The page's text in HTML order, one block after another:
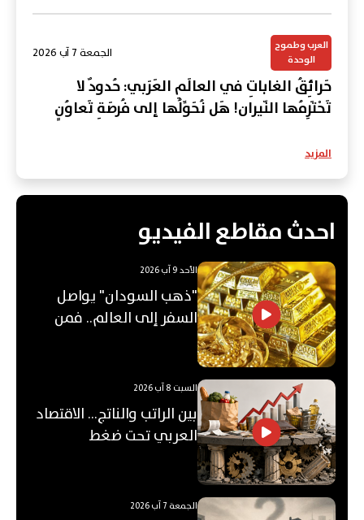
العرب وطموح
الوحدة
الجمعة 7 آب 2026
حَرائِقُ الغاباتِ في العالَمِ العَرَبي: حُدودٌ لا
تَحْتَرِمُها النّيران! هَل نُحَوِّلُها إلى فُرصَةِ تَعاوُنٍ
المزيد
احدث مقاطع الفيديو
الأحد 9 آب 2026
"ذهب السودان" يواصل
السفر إلى العالم.. فمن
السبت 8 آب 2026
بين الراتب والناتج… الاقتصاد
العربي تحت ضغط
الجمعة 7 آب 2026